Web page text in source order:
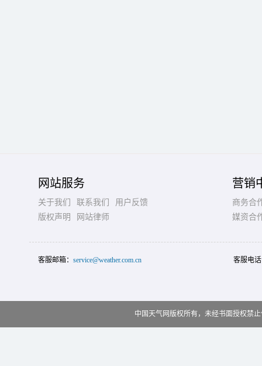
网站服务
关于我们 联系我们
用户反馈
版权声明
网站律师
营销
商务合
媒资合
客服邮箱： service@weather.com.cn 客服电
中国天气网版权所有，未经书面授权